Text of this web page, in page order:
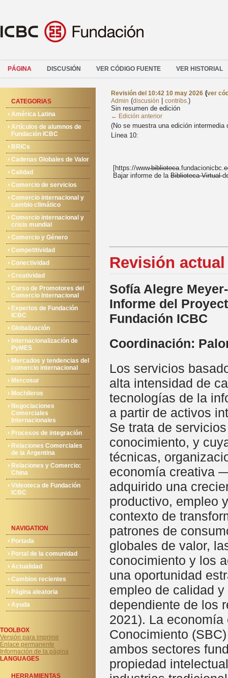
PÁGINA DISCUSIÓN VER CÓDIGO FUENTE VER HISTORIAL
CATEGORIAS
América Latina
Artículos de alumnos de
Fundación ICBC
BRICs
Cadenas Globales de Valor
Calidad
Comercio de servicios
Comercio internacional y
cambio climático
Comercio internacional y
crisis mundial
Comercio y Género
Competitividad
Conectividad
Creatividad
Curso de Promotores del
Comercio Internacional
Expertos de Fundación
ICBC
Globalización
Internacionalización de
PyMES
Mercados y tendencias del
comercio internacional
Mercosur
Mochileros
Negociaciones
Comerciales
Internacionales
Procesos de integración
Relaciones Comerciales
de la Argentina
Relaciones y Comercio:
China
Videoteca de Fundación
ICBC
NAVIGATION
Portada
Portal de la comunidad
Actualidad
Cambios recientes
Página aleatoria
Ayuda
TOOLBOX
Versión para imprimir
Enlace permanente
Información de la página
LANGUAGES
HERRAMIENTAS
Revisión del 10:42 10 may 2026 (ver
Admin (discusión contribs.)
Sin resumen de edición
← Edición anterior
(No se muestra una edición intermedia
Línea 10:
[https://www.biblioteca.fundacionicbc.
Bajar informe de la Biblioteca Virtual
Revisión actual
Sofía Alegre
Informe del
Fundación ICBC
Coordinación:
Los servicios
alta intensidad de
tecnologías de la
a partir de activos
Se trata de
conocimiento, y
técnicas,
economía creativa
adquirido una
productivo, empleo
contexto de
patrones de
globales de valor,
conocimiento y los
una oportunidad
empleo de calidad
dependiente de los
2021). La
Conocimiento
ambos sectores
propiedad